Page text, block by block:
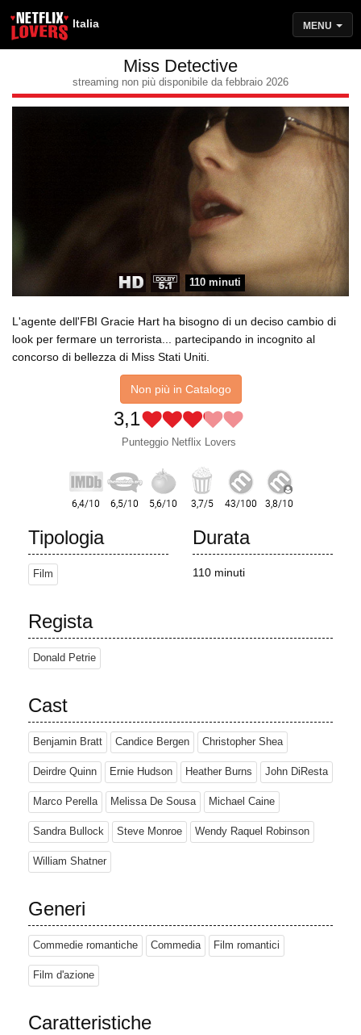
Italia MENU
Miss Detective
streaming non più disponibile da febbraio 2026
110 minuti
L'agente dell'FBI Gracie Hart ha bisogno di un deciso cambio di
look per fermare un terrorista... partecipando in incognito al
concorso di bellezza di Miss Stati Uniti.
Non più in Catalogo
3,1
Punteggio Netflix Lovers
Tipologia
Film
Durata
110 minuti
Regista
Donald Petrie
Cast
Benjamin Bratt Candice Bergen Christopher Shea
Deirdre Quinn Ernie Hudson Heather Burns John DiResta
Marco Perella Melissa De Sousa Michael Caine
Sandra Bullock Steve Monroe Wendy Raquel Robinson
William Shatner
Generi
Commedie romantiche Commedia Film romantici
Film d'azione
Caratteristiche